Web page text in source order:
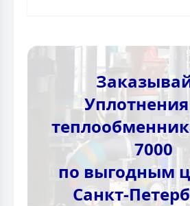
7000
по выгодным
Санкт-